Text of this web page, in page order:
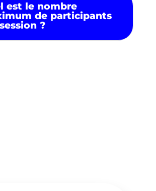
est le nombre
de participants
?